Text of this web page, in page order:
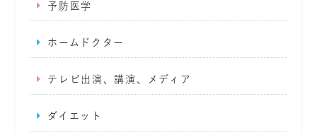
予防医学
ホームドクター
テレビ出演、講演、メディア
ダイエット